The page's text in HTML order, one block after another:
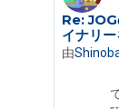
In reply
Re:
イナリー
由